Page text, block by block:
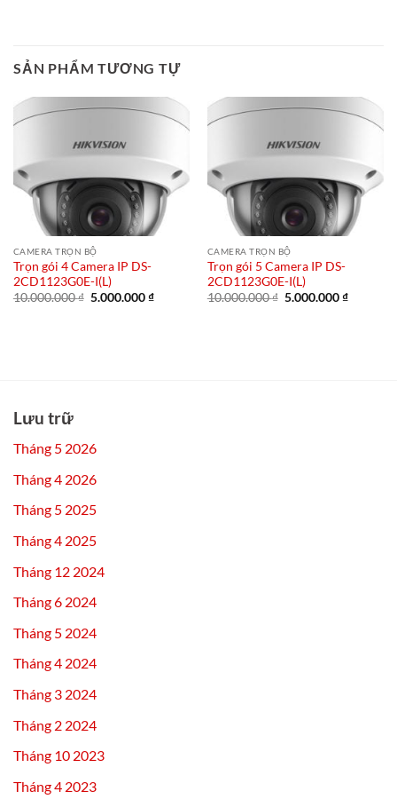
SẢN PHẨM TƯƠNG TỰ
CAMERA TRỌN BỘ
Trọn gói 4 Camera IP DS-
2CD1123G0E-I(L)
10.000.000₫ Giá
5.000.000₫Giá
CAMERA TRỌN BỘ
Trọn gói 5 Camera IP DS-
2CD1123G0E-I(L)
10.000.000₫ Giá
5.000.000₫Giá
Lưu trữ
Tháng 5 2026
Tháng 4 2026
Tháng 5 2025
Tháng 4 2025
Tháng 12 2024
Tháng 6 2024
Tháng 5 2024
Tháng 4 2024
Tháng 3 2024
Tháng 2 2024
Tháng 10 2023
Tháng 4 2023